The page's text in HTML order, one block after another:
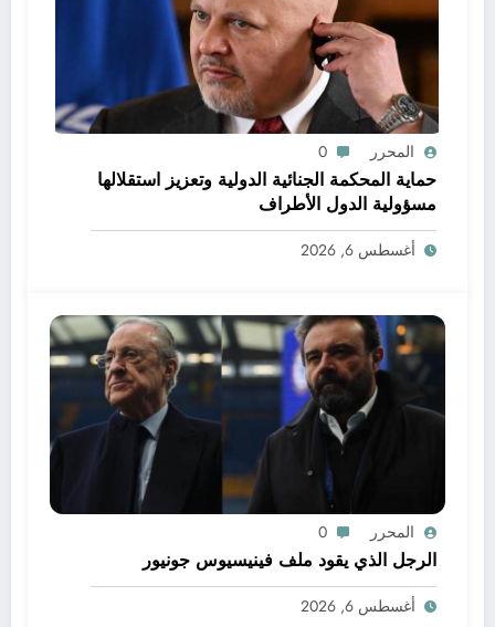
المحرر 0
حماية المحكمة الجنائية الدولية وتعزيز استقلالها
مسؤولية الدول الأطراف
أغسطس 6, 2026
المحرر 0
الرجل الذي يقود ملف فينيسيوس جونيور
أغسطس 6, 2026